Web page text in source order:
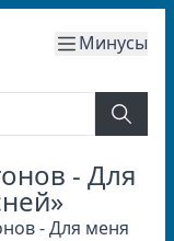
Минусы
- Для
- Для меня